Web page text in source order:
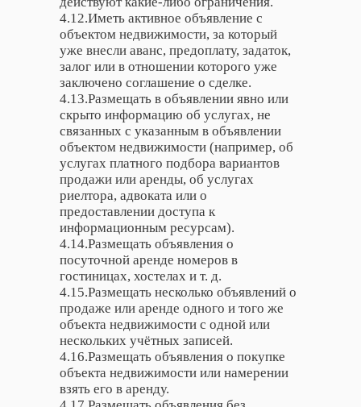
4.12.Иметь активное объявление с
объектом недвижимости, за который
уже внесли аванс, предоплату, задаток,
залог или в отношении которого уже
заключено соглашение о сделке.
4.13.Размещать в объявлении явно или
скрыто информацию об услугах, не
связанных с указанным в объявлении
объектом недвижимости (например, об
услугах платного подбора вариантов
продажи или аренды, об услугах
риелтора, адвоката или о
предоставлении доступа к
информационным ресурсам).
4.14.Размещать объявления о
посуточной аренде номеров в
гостиницах, хостелах и т. д.
4.15.Размещать несколько объявлений о
продаже или аренде одного и того же
объекта недвижимости с одной или
нескольких учётных записей.
4.16.Размещать объявления о покупке
объекта недвижимости или намерении
взять его в аренду.